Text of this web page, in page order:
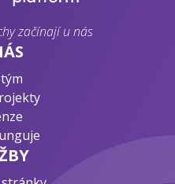
začínají u nás